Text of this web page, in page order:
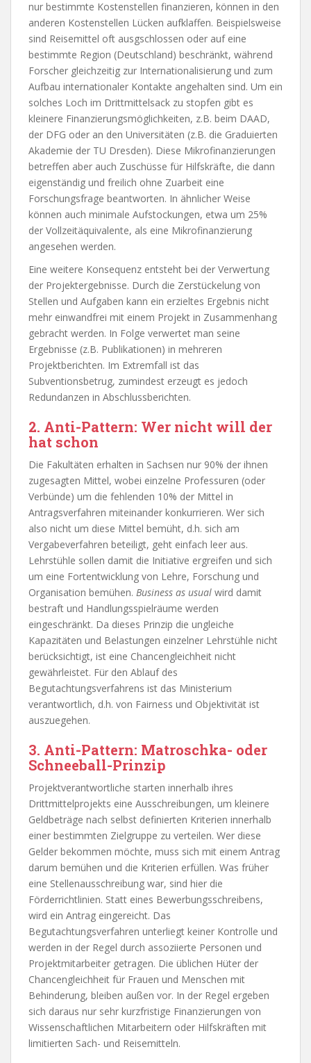
nur bestimmte Kostenstellen finanzieren, können in den
anderen Kostenstellen Lücken aufklaffen. Beispielsweise
sind Reisemittel oft ausgschlossen oder auf eine
bestimmte Region (Deutschland) beschränkt, während
Forscher gleichzeitig zur Internationalisierung und zum
Aufbau internationaler Kontakte angehalten sind. Um ein
solches Loch im Drittmittelsack zu stopfen gibt es
kleinere Finanzierungsmöglichkeiten, z.B. beim DAAD,
der DFG oder an den Universitäten (z.B. die Graduierten
Akademie der TU Dresden). Diese Mikrofinanzierungen
betreffen aber auch Zuschüsse für Hilfskräfte, die dann
eigenständig und freilich ohne Zuarbeit eine
Forschungsfrage beantworten. In ähnlicher Weise
können auch minimale Aufstockungen, etwa um 25%
der Vollzeitäquivalente, als eine Mikrofinanzierung
angesehen werden.
Eine weitere Konsequenz entsteht bei der Verwertung
der Projektergebnisse. Durch die Zerstückelung von
Stellen und Aufgaben kann ein erzieltes Ergebnis nicht
mehr einwandfrei mit einem Projekt in Zusammenhang
gebracht werden. In Folge verwertet man seine
Ergebnisse (z.B. Publikationen) in mehreren
Projektberichten. Im Extremfall ist das
Subventionsbetrug, zumindest erzeugt es jedoch
Redundanzen in Abschlussberichten.
2. Anti-Pattern: Wer nicht will der
hat schon
Die Fakultäten erhalten in Sachsen nur 90% der ihnen
zugesagten Mittel, wobei einzelne Professuren (oder
Verbünde) um die fehlenden 10% der Mittel in
Antragsverfahren miteinander konkurrieren. Wer sich
also nicht um diese Mittel bemüht, d.h. sich am
Vergabeverfahren beteiligt, geht einfach leer aus.
Lehrstühle sollen damit die Initiative ergreifen und sich
um eine Fortentwicklung von Lehre, Forschung und
Organisation bemühen. Business as usual wird damit
bestraft und Handlungsspielräume werden
eingeschränkt. Da dieses Prinzip die ungleiche
Kapazitäten und Belastungen einzelner Lehrstühle nicht
berücksichtigt, ist eine Chancengleichheit nicht
gewährleistet. Für den Ablauf des
Begutachtungsverfahrens ist das Ministerium
verantwortlich, d.h. von Fairness und Objektivität ist
auszuegehen.
3. Anti-Pattern: Matroschka- oder
Schneeball-Prinzip
Projektverantwortliche starten innerhalb ihres
Drittmittelprojekts eine Ausschreibungen, um kleinere
Geldbeträge nach selbst definierten Kriterien innerhalb
einer bestimmten Zielgruppe zu verteilen. Wer diese
Gelder bekommen möchte, muss sich mit einem Antrag
darum bemühen und die Kriterien erfüllen. Was früher
eine Stellenausschreibung war, sind hier die
Förderrichtlinien. Statt eines Bewerbungsschreibens,
wird ein Antrag eingereicht. Das
Begutachtungsverfahren unterliegt keiner Kontrolle und
werden in der Regel durch assoziierte Personen und
Projektmitarbeiter getragen. Die üblichen Hüter der
Chancengleichheit für Frauen und Menschen mit
Behinderung, bleiben außen vor. In der Regel ergeben
sich daraus nur sehr kurzfristige Finanzierungen von
Wissenschaftlichen Mitarbeitern oder Hilfskräften mit
limitierten Sach- und Reisemitteln.